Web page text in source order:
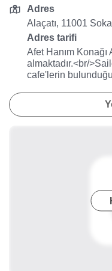
Adres
Alaçatı, 11001
Adres tarifi
Afet Hanım Konağı
almaktadır.<br/
cafe'lerin